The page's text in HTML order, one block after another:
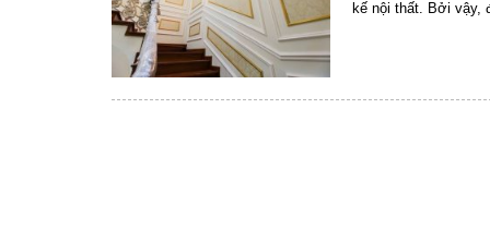
kế nội thất. Bởi vậy,